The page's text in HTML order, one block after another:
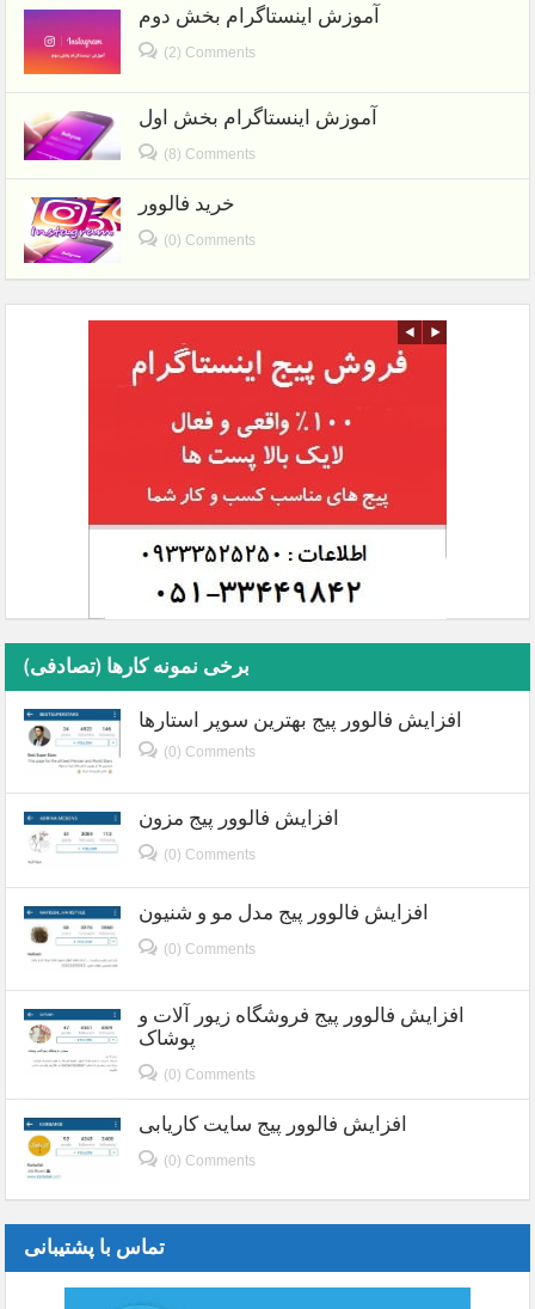
آموزش اینستاگرام بخش دوم
(2) Comments
آموزش اینستاگرام بخش اول
(8) Comments
خرید فالوور
(0) Comments
برخی نمونه کارها (تصادفی)
افزایش فالوور پیج بهترین سوپر استارها
(0) Comments
افزایش فالوور پیج مزون
(0) Comments
افزایش فالوور پیج مدل مو و شنیون
(0) Comments
افزایش فالوور پیج فروشگاه زیور آلات و
پوشاک
(0) Comments
افزایش فالوور پیج سایت کاریابی
(0) Comments
تماس با پشتیبانی